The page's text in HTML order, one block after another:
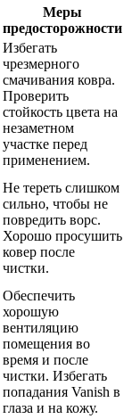
Меры
предосторожности
Избегать
чрезмерного
смачивания ковра.
Проверить
стойкость цвета на
незаметном
участке перед
применением.
Не тереть слишком
сильно, чтобы не
повредить ворс.
Хорошо просушить
ковер после
чистки.
Обеспечить
хорошую
вентиляцию
помещения во
время и после
чистки. Избегать
попадания Vanish в
глаза и на кожу.